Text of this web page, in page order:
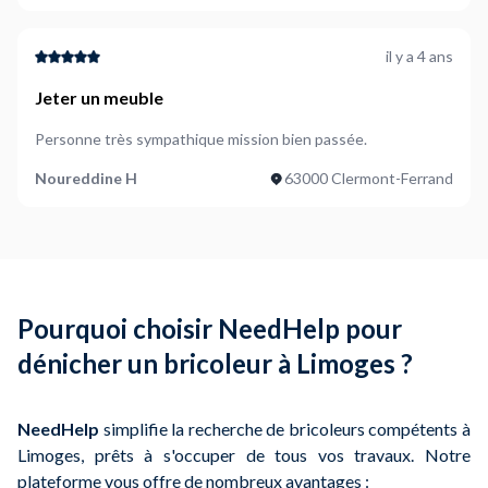
garantissant la qualité des travaux.
le meilleur tarif, tout en veillant à la qualité du service.
il y a 4 ans
Jeter un meuble
Personne très sympathique mission bien passée.
Noureddine H 63000 Clermont-Ferrand
Pourquoi choisir NeedHelp pour
dénicher un bricoleur à Limoges ?
NeedHelp simplifie la recherche de bricoleurs compétents à
Limoges, prêts à s'occuper de tous vos travaux. Notre
plateforme vous offre de nombreux avantages :